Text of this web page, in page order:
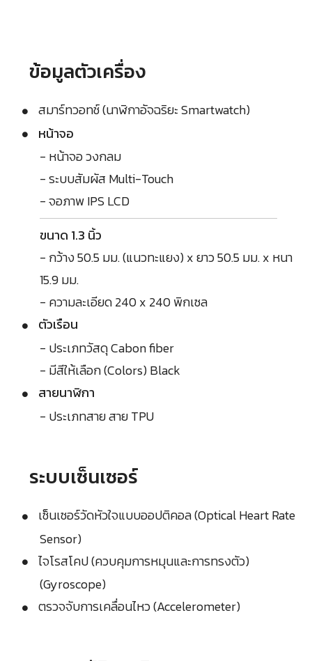
ข้อมูลตัวเครื่อง
สมาร์ทวอทช์ (นาฬิกาอัจฉริยะ Smartwatch)
หน้าจอ
- หน้าจอ วงกลม
- ระบบสัมผัส Multi-Touch
- จอภาพ IPS LCD
ขนาด 1.3 นิ้ว
- กว้าง 50.5 มม. (แนวทะแยง) x ยาว 50.5 มม. x หนา
15.9 มม.
- ความละเอียด 240 x 240 พิกเซล
ตัวเรือน
- ประเภทวัสดุ Cabon fiber
- มีสีให้เลือก (Colors) Black
สายนาฬิกา
- ประเภทสาย สาย TPU
ระบบเซ็นเซอร์
เซ็นเซอร์วัดหัวใจแบบออปติคอล (Optical Heart Rate
Sensor)
ไจโรสโคป (ควบคุมการหมุนและการทรงตัว)
(Gyroscope)
ตรวจจับการเคลื่อนไหว (Accelerometer)